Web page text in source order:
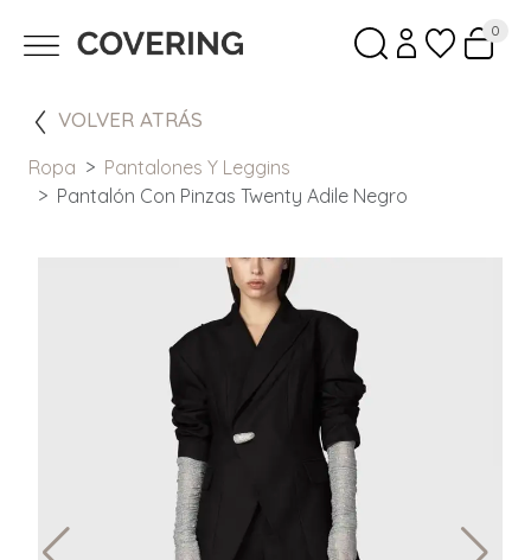
0
VOLVER ATRÁS
Ropa
Pantalones Y Leggins
Pantalón Con Pinzas Twenty Adile Negro